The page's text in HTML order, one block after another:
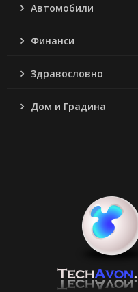
Автомобили
Финанси
Здравословно
Дом и Градина